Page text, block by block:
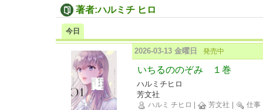
著者:ハルミチ ヒロ
今日
2026-03-13 金曜日 発売中
いちるののぞみ １巻
ハルミチヒロ
芳文社
ハルミ チヒロ 芳文社 仕事